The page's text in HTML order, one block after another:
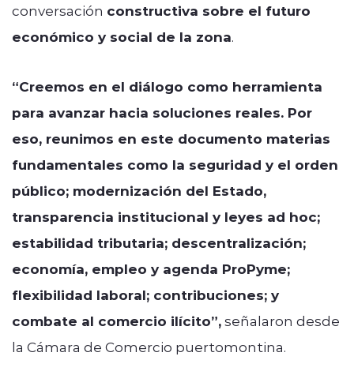
conversación constructiva sobre el futuro
económico y social de la zona.
“Creemos en el diálogo como herramienta
para avanzar hacia soluciones reales. Por
eso, reunimos en este documento materias
fundamentales como la seguridad y el orden
público; modernización del Estado,
transparencia institucional y leyes ad hoc;
estabilidad tributaria; descentralización;
economía, empleo y agenda ProPyme;
flexibilidad laboral; contribuciones; y
combate al comercio ilícito”,señalaron desde
la Cámara de Comercio puertomontina.